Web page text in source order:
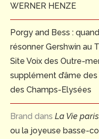
WERNER HENZE
Porgy and Bess :
résonner Gershwin au
Site Voix des Outre-
supplément d’âme
des Champs-Elysées
Brand dans La Vie
ou la joyeuse basse-